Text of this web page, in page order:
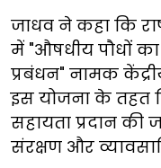
जाधव ने कहा कि
में "औषधीय पौधों
प्रबंधन" नामक
इस योजना के तहत
सहायता प्रदान की
संरक्षण और